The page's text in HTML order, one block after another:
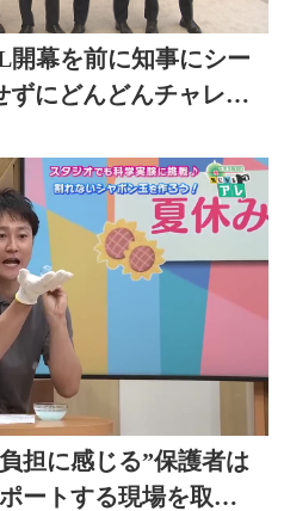
幕を前に知事にシー
ずにどんどんチャレン
担に感じる”保護者は
ートする現場を取